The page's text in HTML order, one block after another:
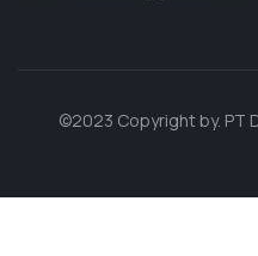
©2023 Copyright by. PT